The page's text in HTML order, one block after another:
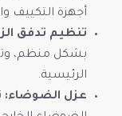
أجهزة التكييف
تنظيم تدفق
بشكل منظم،
الرئيسية.
عزل الضوضاء: